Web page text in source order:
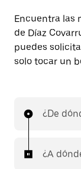
Encuentra las
de Díaz
puedes
solo tocar un
¿De
¿A